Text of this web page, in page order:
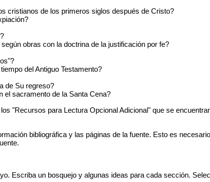
cristianos de los primeros siglos después de Cristo?
obras con la doctrina de la justificación por fe?
del Antiguo Testamento?
de Su regreso?
el sacramento de la Santa Cena?
"Recursos para Lectura Opcional Adicional" que se
bibliográfica y las páginas de la fuente. Esto es
Escriba un bosquejo y algunas ideas para cada sección.